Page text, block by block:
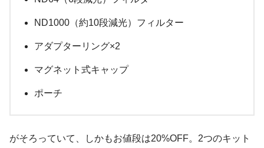
ND1000（約10段減光）フィルター
アダプターリング×2
マグネット式キャップ
ポーチ
がそろっていて、しかもお値段は20%OFF。2つのキット